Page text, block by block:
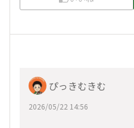
ぴっきむきむ
2026/05/22 14:56